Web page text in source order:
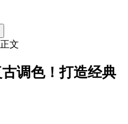
正文
调色！打造经典